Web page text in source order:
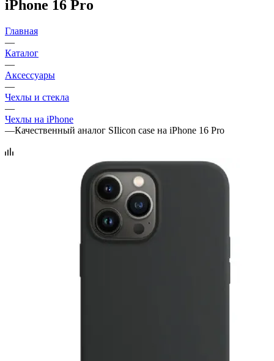
iPhone 16 Pro
Главная
—
Каталог
—
Аксессуары
—
Чехлы и стекла
—
Чехлы на iPhone
—Качественный аналог SIlicon case на iPhone 16 Pro